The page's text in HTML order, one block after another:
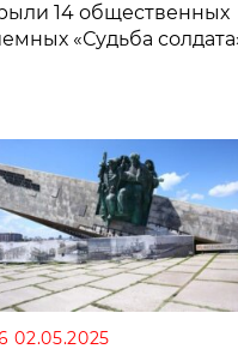
14 общественных
«Судьба
02.05.2025